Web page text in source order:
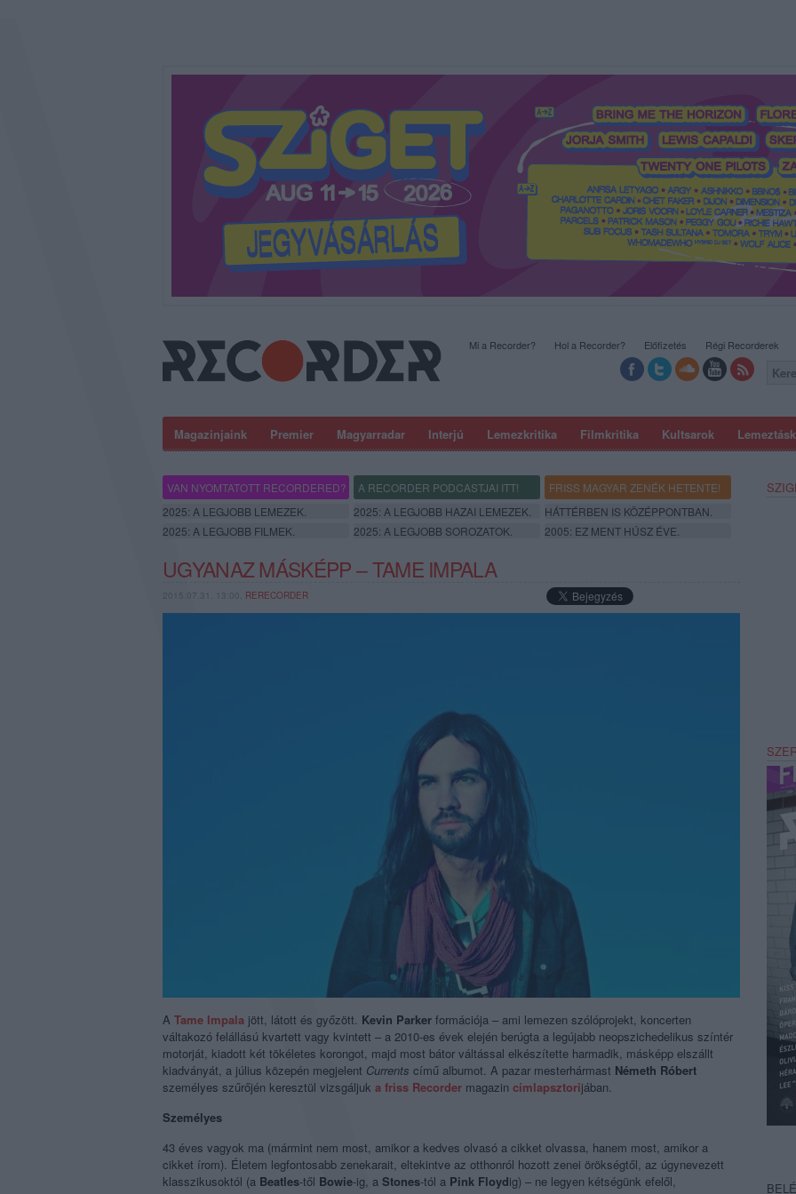
Magazinjaink Premier Magyarradar Interjú Lemezkritika Filmkritika Kultsarok
Mi a Recorder? Hol a Recorder? Előfizetés Régi Recorderek
VAN NYOMTATOTT RECORDERED? A RECORDER PODCASTJAI ITT!
FRISS MAGYAR ZENÉK HETENTE!
2025: A LEGJOBB LEMEZEK.
2025: A LEGJOBB HAZAI LEMEZEK.
HÁTTÉRBEN IS KÖZÉPPONTBAN.
2025: A LEGJOBB FILMEK.
2025: A LEGJOBB SOROZATOK. 2005: EZ MENT HÚSZ ÉVE.
UGYANAZ MÁSKÉPP – TAME IMPALA
2015.07.31. 13:00, RERECORDER
A Tame Impala jött, látott és győzött. Kevin Parker formációja – ami lemezen szólóprojekt, koncerten
váltakozó felállású kvartett vagy kvintett – a 2010-es évek elején berúgta a legújabb neopszichedelikus színtér
motorját, kiadott két tökéletes korongot, majd most bátor váltással elkészítette harmadik, másképp elszállt
kiadványát, a július közepén megjelent Currents című albumot. A pazar mesterhármast Németh Róbert
személyes szűrőjén keresztül vizsgáljuk a friss Recorder magazin címlapsztorijában.
Személyes
43 éves vagyok ma (mármint nem most, amikor a kedves olvasó a cikket olvassa, hanem most, amikor a
cikket írom). Életem legfontosabb zenekarait, eltekintve az otthonról hozott zenei örökségtől, az úgynevezett
klasszikusoktól (a Beatles-től Bowie-ig, a Stones-tól a Pink Floydig) – ne legyen kétségünk efelől,